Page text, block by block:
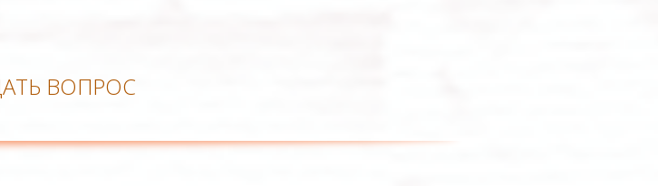
ВОПРОС